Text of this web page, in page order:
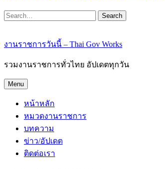
Search
งานราชการวันนี้ – Thai Gov Works
รวมงานราชการทั่วไทย อัปเดตทุกวัน
Menu
หน้าหลัก
หมวดงานราชการ
บทความ
ข่าว/อัปเดต
ติดต่อเรา